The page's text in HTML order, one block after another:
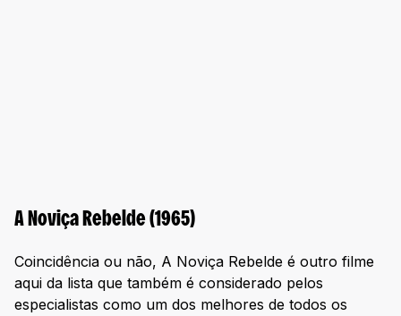
A Noviça Rebelde (1965)
Coincidência ou não, A Noviça Rebelde é outro filme
aqui da lista que também é considerado pelos
especialistas como um dos melhores de todos os